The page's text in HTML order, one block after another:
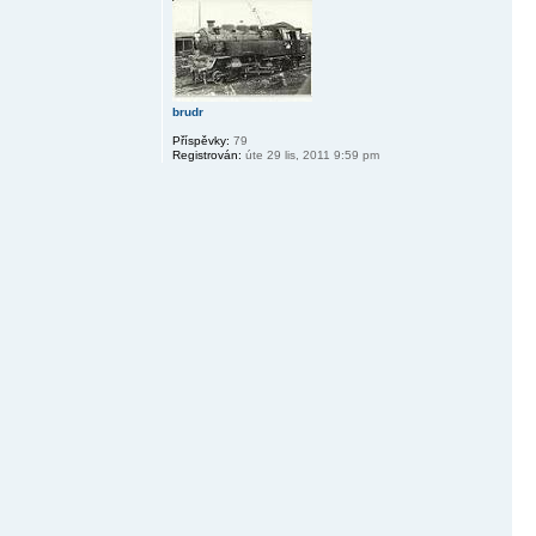
brudr
Příspěvky: 79
Registrován: úte 29 lis, 2011 9:59 pm